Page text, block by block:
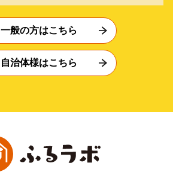
一般の方はこちら
自治体様はこちら